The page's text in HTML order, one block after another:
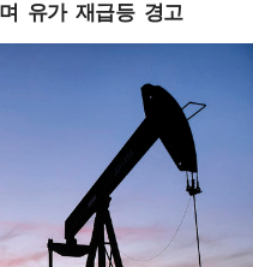
유가 재급등 경고